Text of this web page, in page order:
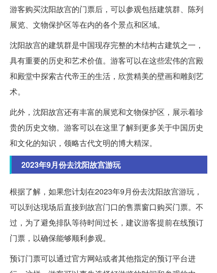
游客购买沈阳故宫的门票后，可以参观包括建筑群、陈列
展览、文物保护区等在内的各个景点和区域。
沈阳故宫的建筑群是中国现存完整的木结构古建筑之一，
具有重要的历史和艺术价值。游客可以在这些宏伟的宫殿
和殿堂中探索古代帝王的生活，欣赏精美的壁画和雕刻艺
术。
此外，沈阳故宫还有丰富的展览和文物保护区，展示着珍
贵的历史文物。游客可以在这里了解到更多关于中国历史
和文化的知识，领略古代文明的博大精深。
2023年9月份去沈阳故宫游玩
根据了解，如果您计划在2023年9月份去沈阳故宫游玩，
可以到达现场后直接到故宫门口的售票窗口购买门票。不
过，为了避免排队等待时间过长，建议游客提前在线预订
门票，以确保能够顺利参观。
预订门票可以通过官方网站或者其他指定的预订平台进